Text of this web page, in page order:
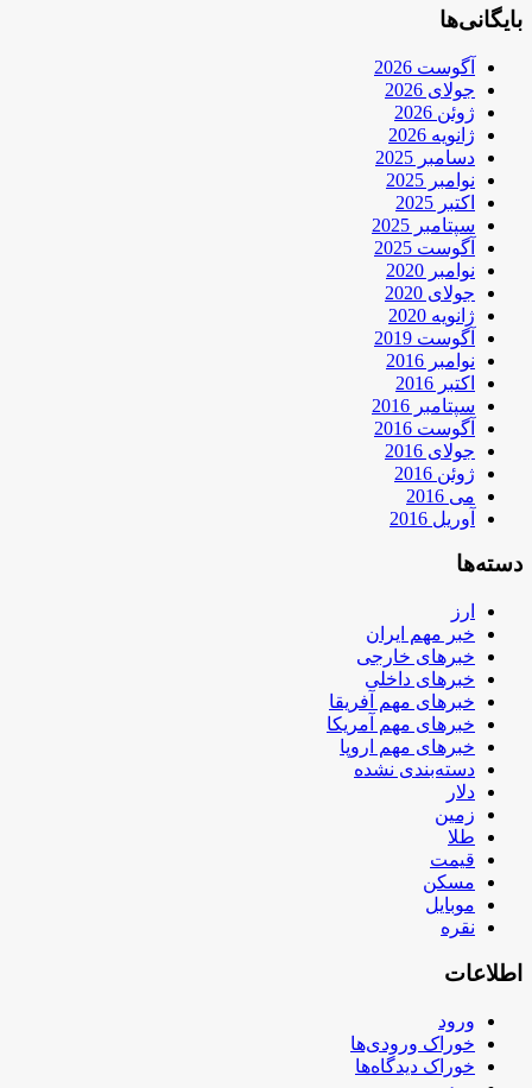
بایگانی‌ها
آگوست 2026
جولای 2026
ژوئن 2026
ژانویه 2026
دسامبر 2025
نوامبر 2025
اکتبر 2025
سپتامبر 2025
آگوست 2025
نوامبر 2020
جولای 2020
ژانویه 2020
آگوست 2019
نوامبر 2016
اکتبر 2016
سپتامبر 2016
آگوست 2016
جولای 2016
ژوئن 2016
می 2016
آوریل 2016
دسته‌ها
ارز
خبر مهم ایران
خبرهای خارجی
خبرهای داخلی
خبرهای مهم آفریقا
خبرهای مهم آمریکا
خبرهای مهم اروپا
دسته‌بندی نشده
دلار
زمین
طلا
قیمت
مسکن
موبایل
نقره
اطلاعات
ورود
خوراک ورودی‌ها
خوراک دیدگاه‌ها